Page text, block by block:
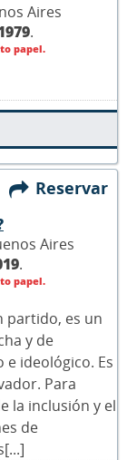
Aires
.
papel.
Reservar
Aires
.
papel.
partido, es un
y de
e ideológico. Es
Para
la inclusión y el
de